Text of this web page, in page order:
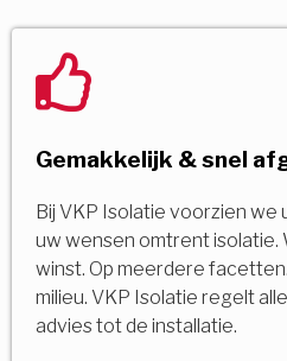
Gemakkelijk & snel
Bij VKP Isolatie voorzien we
uw wensen omtrent
winst. Op meerdere
milieu. VKP Isolatie regelt
advies tot de installatie.